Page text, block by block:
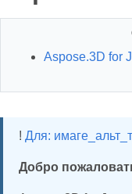
Aspose.3D for
! Для:
Добро